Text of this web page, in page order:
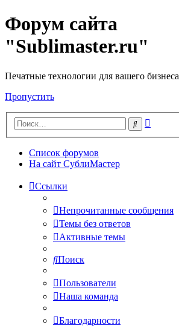
Форум сайта
"Sublimaster.ru"
Печатные технологии для вашего бизнеса
Пропустить
Поиск
Список форумов
На сайт СублиМастер
Ссылки
Непрочитанные сообщения
Темы без ответов
Активные темы
Поиск
Пользователи
Наша команда
Благодарности